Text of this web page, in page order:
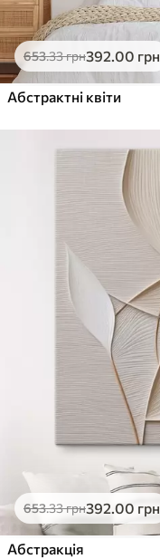
653.33грн392.00 грн
Абстрактні квіти
653.33грн392.00 грн
Абстракція